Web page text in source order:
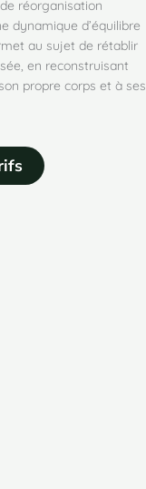
réorganisation
dynamique d’équilibre
au sujet de rétablir
en reconstruisant
propre corps et à ses